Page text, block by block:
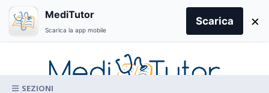
content
for:
MediTutor
Scarica la app mobile
Scarica ×